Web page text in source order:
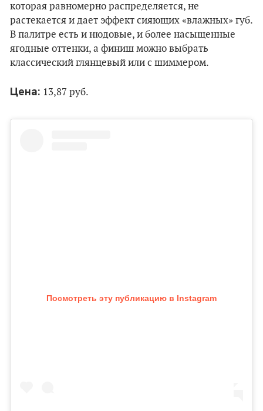
которая равномерно распределяется, не
растекается и дает эффект сияющих «влажных» губ.
В палитре есть и нюдовые, и более насыщенные
ягодные оттенки, а финиш можно выбрать
классический глянцевый или с шиммером.
Цена: 13,87 руб.
Посмотреть эту публикацию в Instagram